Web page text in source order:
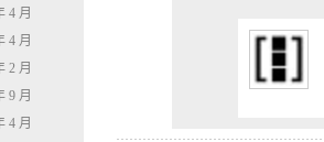
4 月
4 月
2 月
9 月
4 月